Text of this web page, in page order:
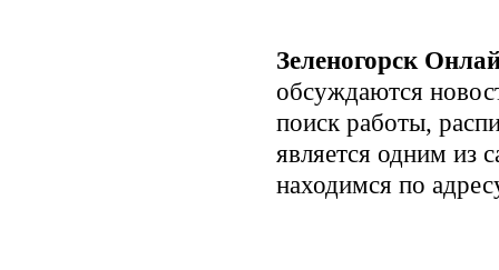
Зеленогорск
обсуждаются
поиск работы,
является одним из
находимся по